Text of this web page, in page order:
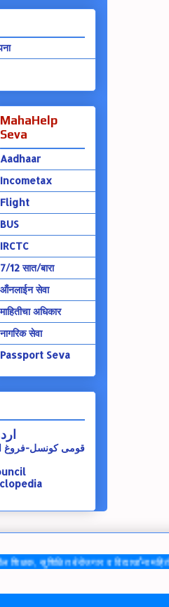
MahaHelp
Seva
Aadhaar
Incometax
Flight
BUS
IRCTC
7/12 सात/बारा
ऑंनलाईन सेवा
माहितीचा अधिकार
नागरिक सेवा
Passport Seva
قومی کونسل-فروغ
सुशिक्षित बेरोजगार व